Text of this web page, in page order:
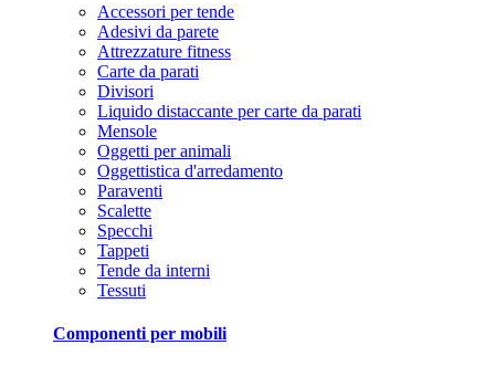
Accessori per tende
Adesivi da parete
Attrezzature fitness
Carte da parati
Divisori
Liquido distaccante per carte da parati
Mensole
Oggetti per animali
Oggettistica d'arredamento
Paraventi
Scalette
Specchi
Tappeti
Tende da interni
Tessuti
Componenti per mobili